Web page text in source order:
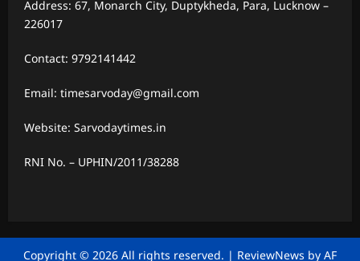
Address: 67, Monarch City, Duptykheda, Para, Lucknow –
226017
Contact: 9792141442
Email: timesarvoday@gmail.com
Website: Sarvodaytimes.in
RNI No. – UPHIN/2011/38288
Copyright © 2026 All rights reserved. | ReviewNews by AF